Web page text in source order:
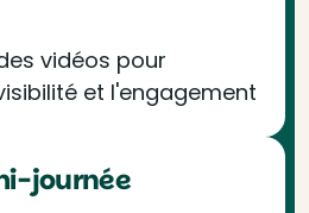
vidéos pour
et l'engagement
journée